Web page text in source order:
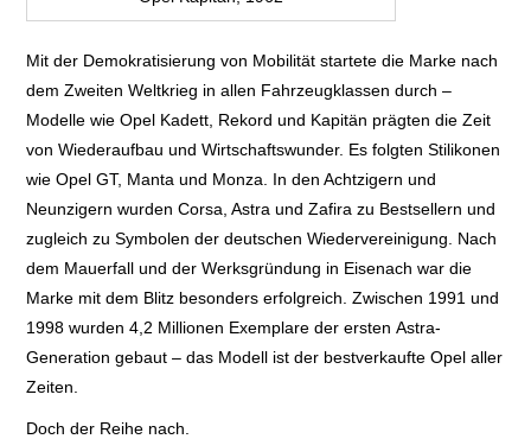
Mit der Demokratisierung von Mobilität startete die Marke nach
dem Zweiten Weltkrieg in allen Fahrzeugklassen durch –
Modelle wie Opel Kadett, Rekord und Kapitän prägten die Zeit
von Wiederaufbau und Wirtschaftswunder. Esfolgten Stilikonen
wie Opel GT, Manta und Monza. In den Achtzigern und
Neunzigernwurden Corsa, Astra und Zafira zu Bestsellern und
zugleich zu Symbolen der deutschen Wiedervereinigung. Nach
dem Mauerfall und der Werksgründung in Eisenach wardie
Marke mit dem Blitz besonders erfolgreich. Zwischen 1991 und
1998 wurden 4,2 Millionen Exemplare der ersten Astra-
Generation gebaut – das Modell ist der bestverkaufte Opel aller
Zeiten.
Doch der Reihe nach.